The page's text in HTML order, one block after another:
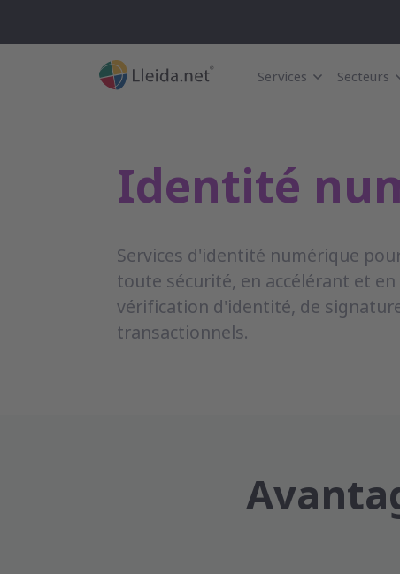
Services Secteurs
Identité
Services d'identité numérique
toute sécurité, en accélérant et
vérification d'identité, de
transactionnels.